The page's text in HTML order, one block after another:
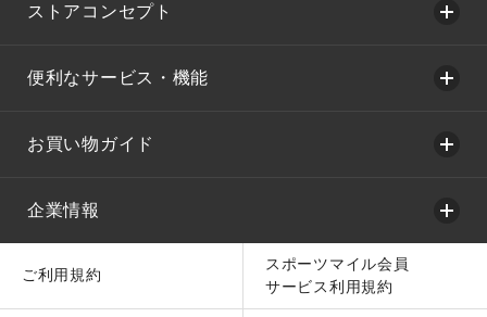
ストアコンセプト
便利なサービス・機能
お買い物ガイド
企業情報
ご利用規約
スポーツマイル会員
サービス利用規約